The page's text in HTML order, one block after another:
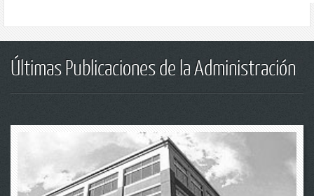
Últimas Publicaciones de la Administración